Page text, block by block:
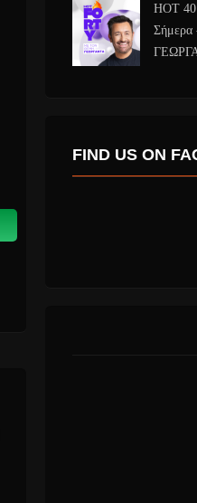
HOT 40
FIND US ON